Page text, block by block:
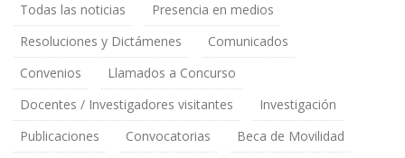
Todas las noticias
Presencia en medios
Resoluciones y Dictámenes
Comunicados
Convenios
Llamados a Concurso
Docentes / Investigadores visitantes
Investigación
Publicaciones
Convocatorias
Beca de Movilidad